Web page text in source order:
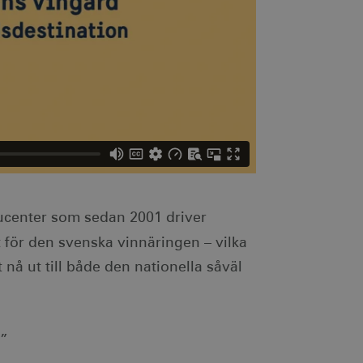
som sedan 2001 driver
den svenska vinnäringen – vilka
ut till både den nationella såväl